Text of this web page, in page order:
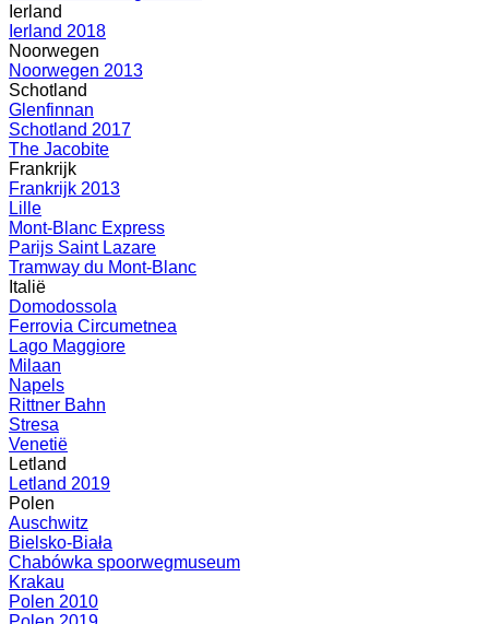
Ierland
Ierland 2018
Noorwegen
Noorwegen 2013
Schotland
Glenfinnan
Schotland 2017
The Jacobite
Frankrijk
Frankrijk 2013
Lille
Mont-Blanc Express
Parijs Saint Lazare
Tramway du Mont-Blanc
Italië
Domodossola
Ferrovia Circumetnea
Lago Maggiore
Milaan
Napels
Rittner Bahn
Stresa
Venetië
Letland
Letland 2019
Polen
Auschwitz
Bielsko-Biała
Chabówka spoorwegmuseum
Krakau
Polen 2010